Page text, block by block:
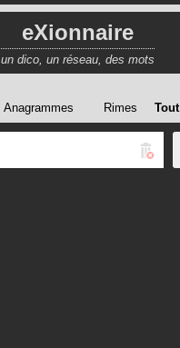
eXionnaire
un dico, un réseau, des mots
Anagrammes Rimes Tout